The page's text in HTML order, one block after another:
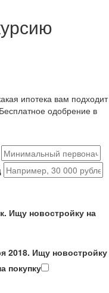
ипотека вам подходит
одобрение в
Ищу новостройку на
2018. Ищу новостройку
покупку